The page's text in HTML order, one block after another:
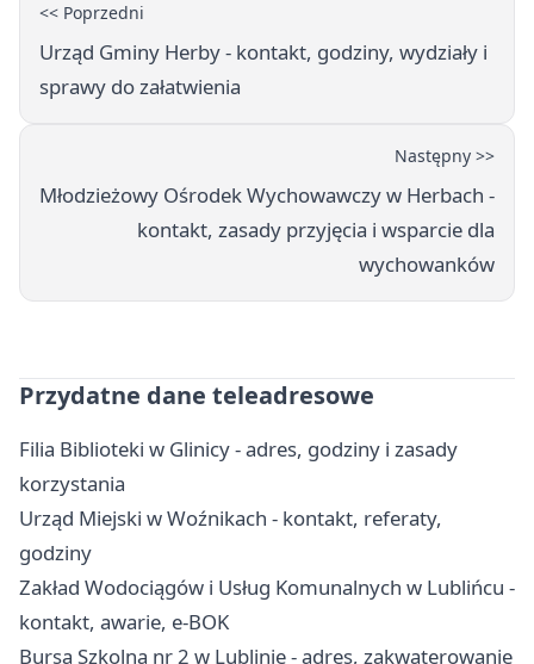
<< Poprzedni
Urząd Gminy Herby - kontakt, godziny, wydziały i
sprawy do załatwienia
Następny >>
Młodzieżowy Ośrodek Wychowawczy w Herbach -
kontakt, zasady przyjęcia i wsparcie dla
wychowanków
Przydatne dane teleadresowe
Filia Biblioteki w Glinicy - adres, godziny i zasady
korzystania
Urząd Miejski w Woźnikach - kontakt, referaty,
godziny
Zakład Wodociągów i Usług Komunalnych w Lublińcu -
kontakt, awarie, e-BOK
Bursa Szkolna nr 2 w Lublinie - adres, zakwaterowanie